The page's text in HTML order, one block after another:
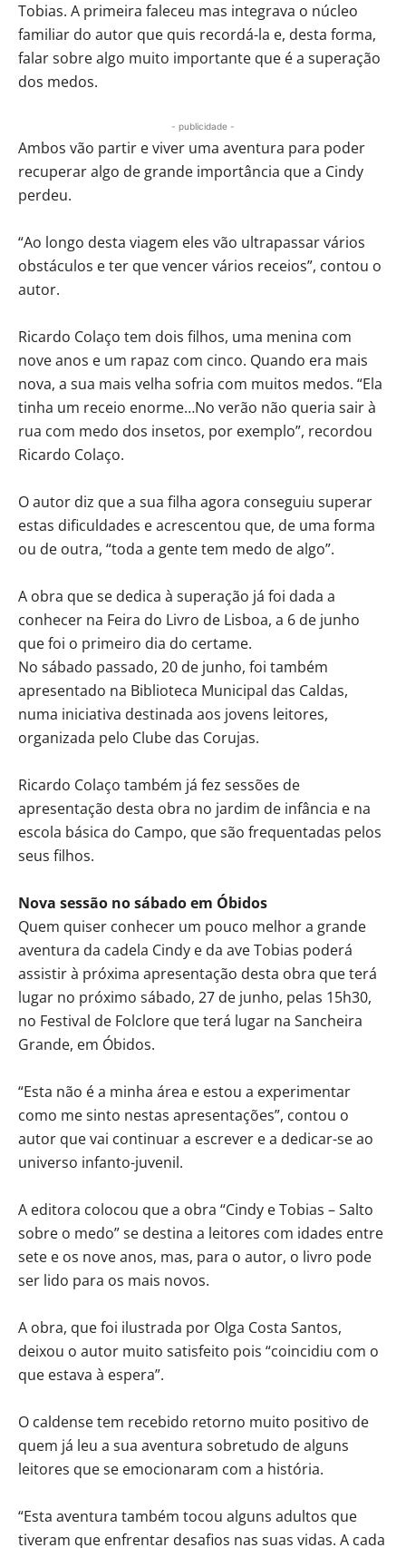
Tobias. A primeira faleceu mas integrava o núcleo
familiar do autor que quis recordá-la e, desta forma,
falar sobre algo muito importante que é a superação
dos medos.
- publicidade -
Ambos vão partir e viver uma aventura para poder
recuperar algo de grande importância que a Cindy
perdeu.
“Ao longo desta viagem eles vão ultrapassar vários
obstáculos e ter que vencer vários receios”, contou o
autor.
Ricardo Colaço tem dois filhos, uma menina com
nove anos e um rapaz com cinco. Quando era mais
nova, a sua mais velha sofria com muitos medos. “Ela
tinha um receio enorme…No verão não queria sair à
rua com medo dos insetos, por exemplo”, recordou
Ricardo Colaço.
O autor diz que a sua filha agora conseguiu superar
estas dificuldades e acrescentou que, de uma forma
ou de outra, “toda a gente tem medo de algo”.
A obra que se dedica à superação já foi dada a
conhecer na Feira do Livro de Lisboa, a 6 de junho
que foi o primeiro dia do certame.
No sábado passado, 20 de junho, foi também
apresentado na Biblioteca Municipal das Caldas,
numa iniciativa destinada aos jovens leitores,
organizada pelo Clube das Corujas.
Ricardo Colaço também já fez sessões de
apresentação desta obra no jardim de infância e na
escola básica do Campo, que são frequentadas pelos
seus filhos.
Nova sessão no sábado em Óbidos
Quem quiser conhecer um pouco melhor a grande
aventura da cadela Cindy e da ave Tobias poderá
assistir à próxima apresentação desta obra que terá
lugar no próximo sábado, 27 de junho, pelas 15h30,
no Festival de Folclore que terá lugar na Sancheira
Grande, em Óbidos.
“Esta não é a minha área e estou a experimentar
como me sinto nestas apresentações”, contou o
autor que vai continuar a escrever e a dedicar-se ao
universo infanto-juvenil.
A editora colocou que a obra “Cindy e Tobias – Salto
sobre o medo” se destina a leitores com idades entre
sete e os nove anos, mas, para o autor, o livro pode
ser lido para os mais novos.
A obra, que foi ilustrada por Olga Costa Santos,
deixou o autor muito satisfeito pois “coincidiu com o
que estava à espera”.
O caldense tem recebido retorno muito positivo de
quem já leu a sua aventura sobretudo de alguns
leitores que se emocionaram com a história.
“Esta aventura também tocou alguns adultos que
tiveram que enfrentar desafios nas suas vidas. A cada